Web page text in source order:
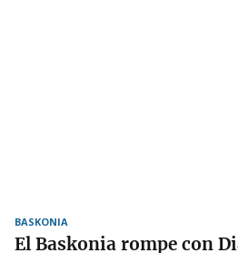
BASKONIA
El Baskonia rompe con